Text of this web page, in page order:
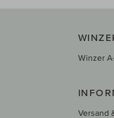
Winzer
Versand